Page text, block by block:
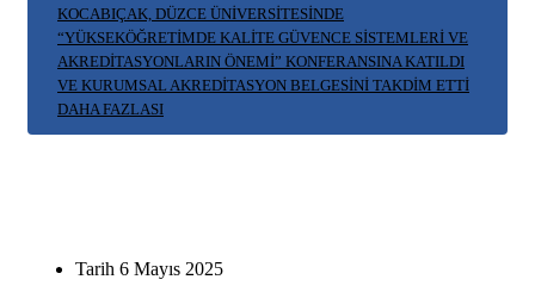
KOCABIÇAK, DÜZCE ÜNIVERSITESINDE
“YÜKSEKÖĞRETIMDE KALITE GÜVENCE SISTEMLERI VE
AKREDITASYONLARIN ÖNEMI” KONFERANSINA KATILDI
VE KURUMSAL AKREDITASYON BELGESINI TAKDIM ETTI
DAHA FAZLASI
Tarih 6 Mayıs 2025